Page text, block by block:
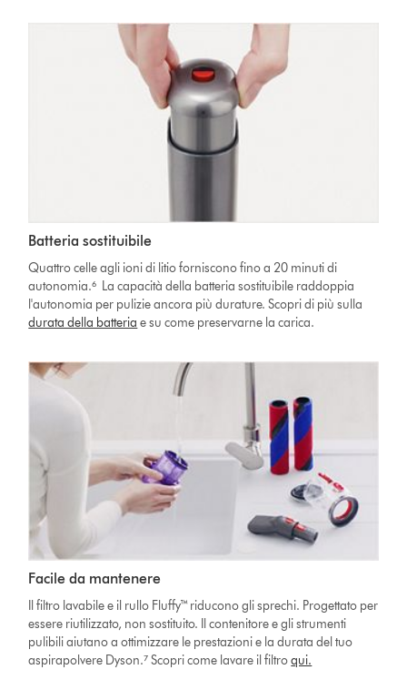
Batteria sostituibile
Quattro celle agli ioni di litio forniscono fino a 20 minuti di
autonomia.⁶ La capacità della batteria sostituibile raddoppia
l'autonomia per pulizie ancora più durature. Scopri di più sulla
durata della batteria e su come preservarne la carica.
Facile da mantenere
Il filtro lavabile e il rullo Fluffy™ riducono gli sprechi. Progettato per
essere riutilizzato, non sostituito. Il contenitore e gli strumenti
pulibili aiutano a ottimizzare le prestazioni e la durata del tuo
aspirapolvere Dyson.⁷ Scopri come lavare il filtroqui.